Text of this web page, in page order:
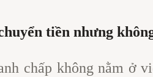
tiền nhưng
chấp không nằm ở